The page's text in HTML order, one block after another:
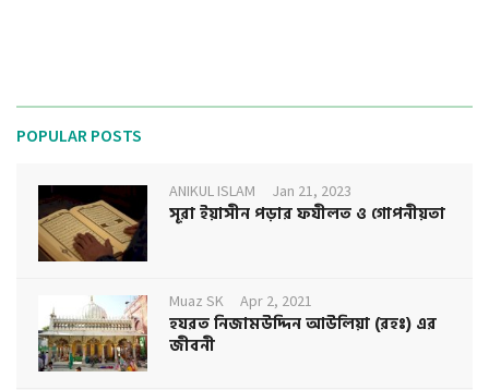
POPULAR POSTS
ANIKUL ISLAM Jan 21, 2023
সূরা ইয়াসীন পড়ার ফযীলত ও গোপনীয়তা
Muaz SK Apr 2, 2021
হযরত নিজামউদ্দিন আউলিয়া (রহঃ) এর
জীবনী